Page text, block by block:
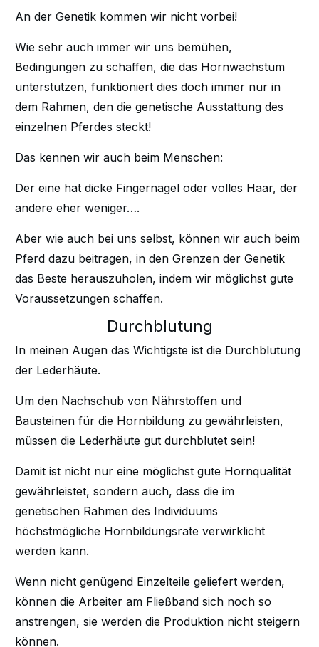
An der Genetik kommen wir nicht vorbei!
Wie sehr auch immer wir uns bemühen,
Bedingungen zu schaffen, die das Hornwachstum
unterstützen, funktioniert dies doch immer nur in
dem Rahmen, den die genetische Ausstattung des
einzelnen Pferdes steckt!
Das kennen wir auch beim Menschen:
Der eine hat dicke Fingernägel oder volles Haar, der
andere eher weniger….
Aber wie auch bei uns selbst, können wir auch beim
Pferd dazu beitragen, in den Grenzen der Genetik
das Beste herauszuholen, indem wir möglichst gute
Voraussetzungen schaffen.
Durchblutung
In meinen Augen das Wichtigste ist die Durchblutung
der Lederhäute.
Um den Nachschub von Nährstoffen und
Bausteinen für die Hornbildung zu gewährleisten,
müssen die Lederhäute gut durchblutet sein!
Damit ist nicht nur eine möglichst gute Hornqualität
gewährleistet, sondern auch, dass die im
genetischen Rahmen des Individuums
höchstmögliche Hornbildungsrate verwirklicht
werden kann.
Wenn nicht genügend Einzelteile geliefert werden,
können die Arbeiter am Fließband sich noch so
anstrengen, sie werden die Produktion nicht steigern
können.